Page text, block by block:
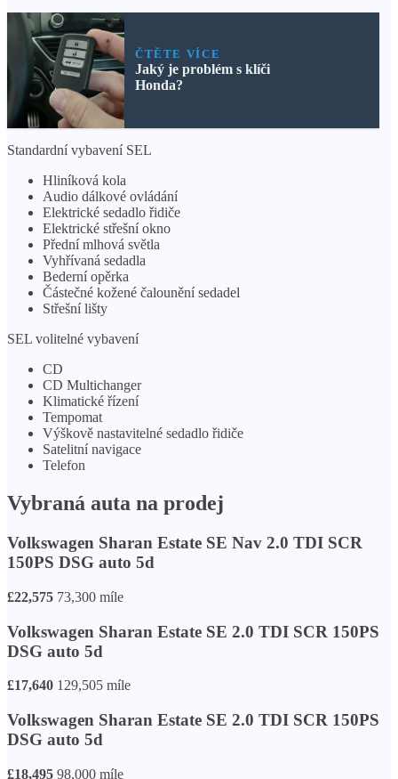
ČTĚTE VÍCE
Jaký je problém s klíči
Honda?
Standardní vybavení SEL
Hliníková kola
Audio dálkové ovládání
Elektrické sedadlo řidiče
Elektrické střešní okno
Přední mlhová světla
Vyhřívaná sedadla
Bederní opěrka
Částečné kožené čalounění sedadel
Střešní lišty
SEL volitelné vybavení
CD
CD Multichanger
Klimatické řízení
Tempomat
Výškově nastavitelné sedadlo řidiče
Satelitní navigace
Telefon
Vybraná auta na prodej
Volkswagen Sharan Estate SE Nav 2.0 TDI SCR
150PS DSG auto 5d
£22,575 73,300 míle
Volkswagen Sharan Estate SE 2.0 TDI SCR 150PS
DSG auto 5d
£17,640 129,505 míle
Volkswagen Sharan Estate SE 2.0 TDI SCR 150PS
DSG auto 5d
£18,495 98,000 míle